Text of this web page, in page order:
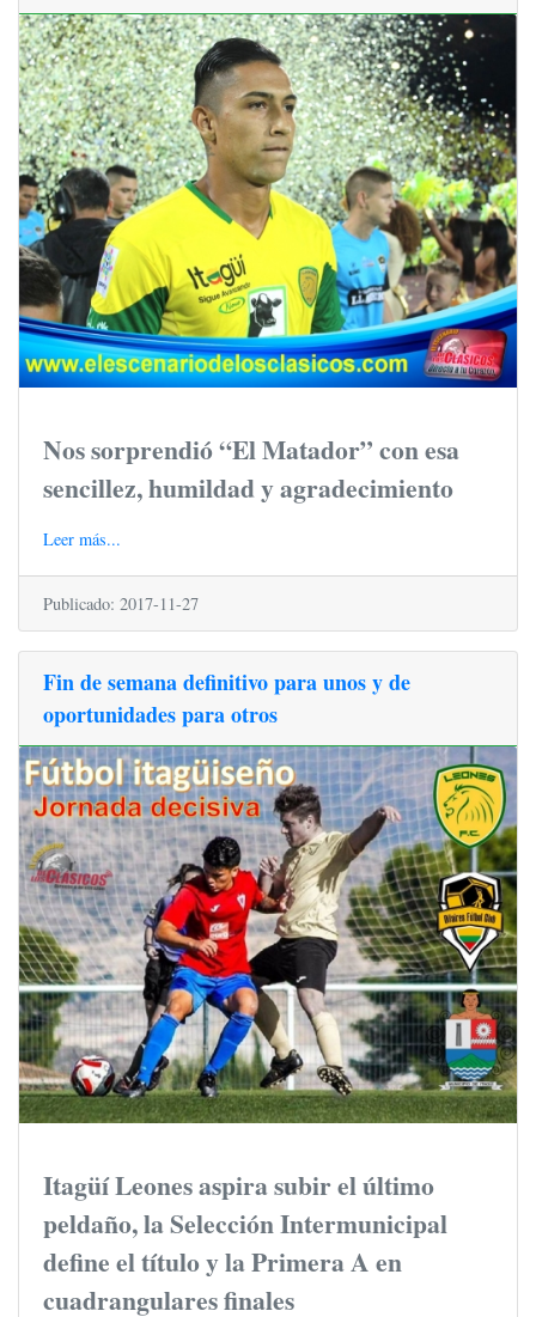
Nos sorprendió “El Matador” con esa
sencillez, humildad y agradecimiento
Leer más...
Publicado: 2017-11-27
Fin de semana definitivo para unos y de
oportunidades para otros
Itagüí Leones aspira subir el último
peldaño, la Selección Intermunicipal
define el título y la Primera A en
cuadrangulares finales